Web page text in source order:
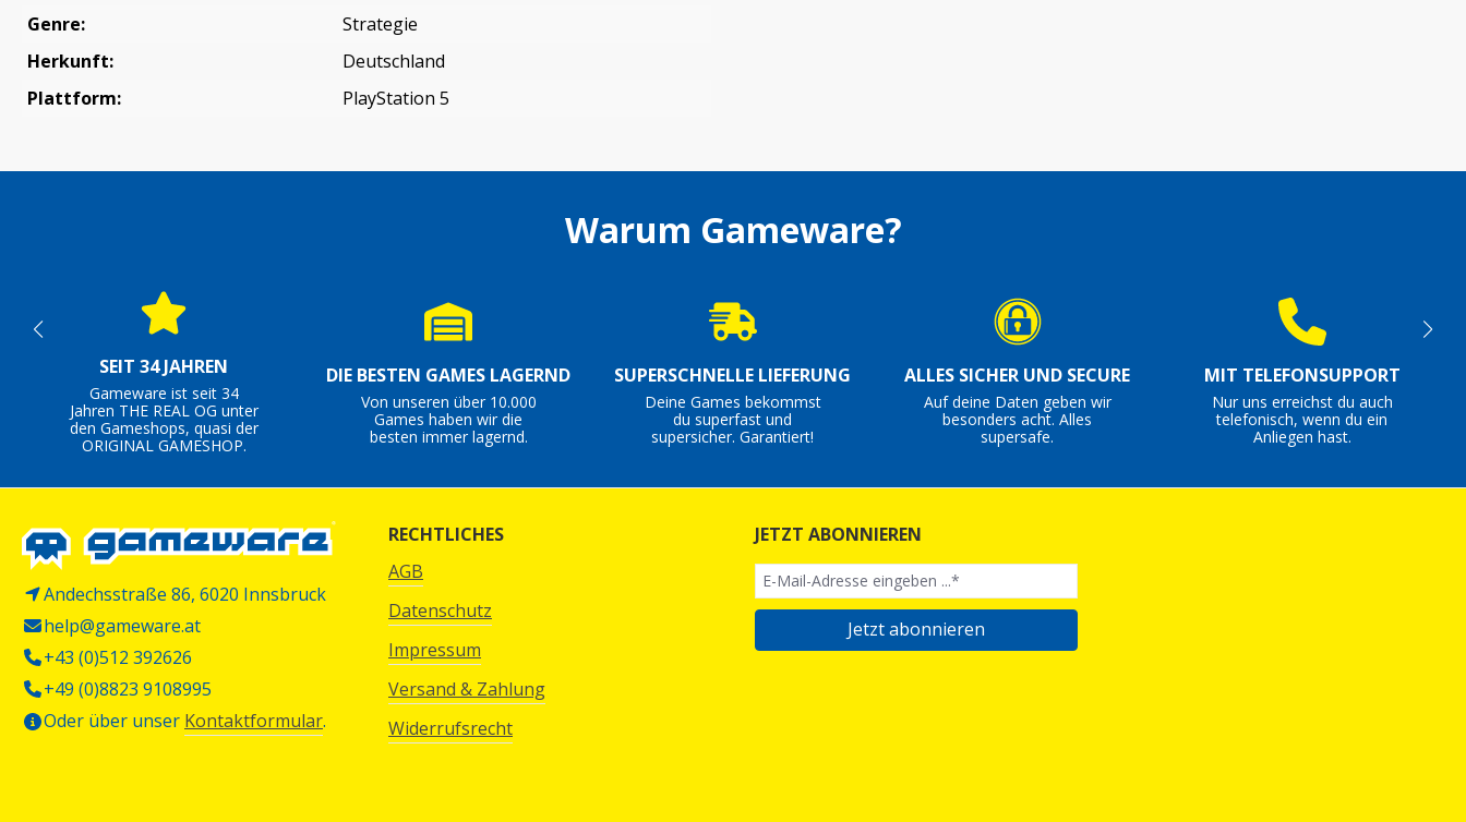
Genre:
Strategie
Herkunft:
Deutschland
Plattform:
PlayStation 5
Warum Gameware?
SEIT 34 JAHREN
Gameware ist seit 34
Jahren THE REAL OG unter
den Gameshops, quasi der
ORIGINAL GAMESHOP.
DIE BESTEN GAMES LAGERND
Von unseren über 10.000
Games haben wir die
besten immer lagernd.
SUPERSCHNELLE LIEFERUNG
Deine Games bekommst
du superfast und
supersicher. Garantiert!
ALLES SICHER UND SECURE
Auf deine Daten geben wir
besonders acht. Alles
supersafe.
MIT TELEFONSUPPORT
Nur uns erreichst du auch
telefonisch, wenn du ein
Anliegen hast.
Andechsstraße 86, 6020 Innsbruck
help@gameware.at
+43 (0)512 392626
+49 (0)8823 9108995
Oder über unser Kontaktformular.
RECHTLICHES
AGB
Datenschutz
Impressum
Versand & Zahlung
Widerrufsrecht
JETZT ABONNIEREN
Jetzt abonnieren